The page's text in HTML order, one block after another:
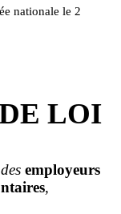
nationale le 2
LOI
des employeurs
,